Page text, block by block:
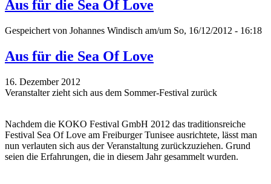
Aus für die Sea Of Love
Gespeichert von Johannes Windisch am/um So, 16/12/2012 - 16:18
Aus für die Sea Of Love
16. Dezember 2012
Veranstalter zieht sich aus dem Sommer-Festival zurück
Nachdem die KOKO Festival GmbH 2012 das traditionsreiche
Festival Sea Of Love am Freiburger Tunisee ausrichtete, lässt man
nun verlauten sich aus der Veranstaltung zurückzuziehen. Grund
seien die Erfahrungen, die in diesem Jahr gesammelt wurden.